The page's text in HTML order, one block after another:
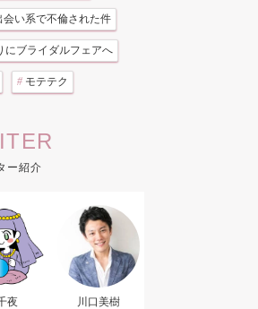
会い系で不倫された件
にブライダルフェアへ
# モテテク
ー紹介
夜 川口美樹